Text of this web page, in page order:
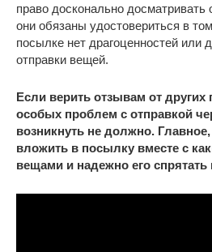
право досконально досматривать
они обязаны удостовериться в
посылке нет драгоценностей или
отправки вещей.
Если верить отзывам от других
особых проблем с отправкой
возникнуть не должно.
вложить в посылку вместе с
вещами и надежно его спрятать